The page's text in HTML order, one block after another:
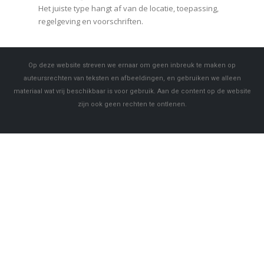
Het juiste type hangt af van de locatie, toepassing,
regelgeving en voorschriften.
Op deze website streven we ernaar om geen inbreuk te maken op
auteursrechten van teksten en afbeeldingen, en gebruiken we alleen
materiaal wat vrij beschikbaar is voor gebruik. Aan de content op de website
zijn ook geen rechten te ontlenen.